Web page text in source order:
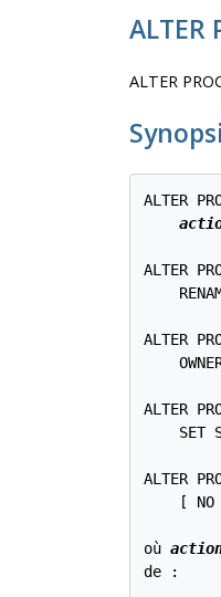
ALTER
ALTER
ALTER
ALTER
ALTER
ALTER
SET
ALTER
[
où
de :